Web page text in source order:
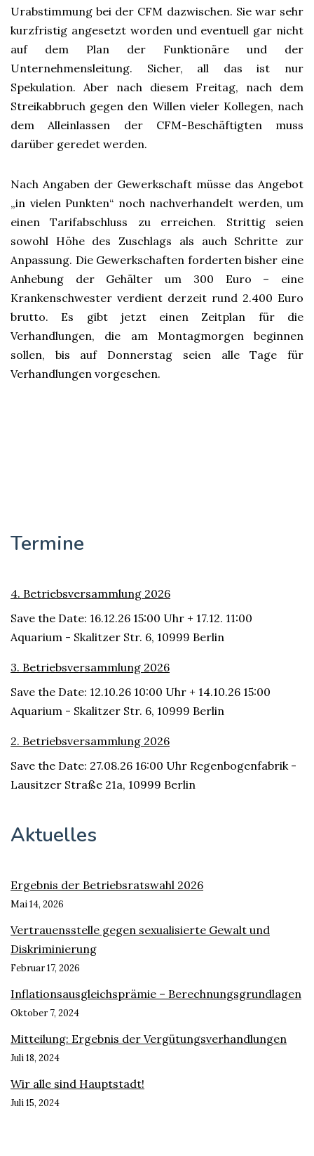
Urabstimmung bei der CFM dazwischen. Sie war sehr
kurzfristig angesetzt worden und eventuell gar nicht
auf dem Plan der Funktionäre und der
Unternehmensleitung. Sicher, all das ist nur
Spekulation. Aber nach diesem Freitag, nach dem
Streikabbruch gegen den Willen vieler Kollegen, nach
dem Alleinlassen der CFM-Beschäftigten muss
darüber geredet werden.
Nach Angaben der Gewerkschaft müsse das Angebot
„in vielen Punkten“ noch nachverhandelt werden, um
einen Tarifabschluss zu erreichen. Strittig seien
sowohl Höhe des Zuschlags als auch Schritte zur
Anpassung. Die Gewerkschaften forderten bisher eine
Anhebung der Gehälter um 300 Euro – eine
Krankenschwester verdient derzeit rund 2.400 Euro
brutto. Es gibt jetzt einen Zeitplan für die
Verhandlungen, die am Montagmorgen beginnen
sollen, bis auf Donnerstag seien alle Tage für
Verhandlungen vorgesehen.
Termine
4. Betriebsversammlung 2026
Save the Date: 16.12.26 15:00 Uhr + 17.12. 11:00
Aquarium - Skalitzer Str. 6, 10999 Berlin
3. Betriebsversammlung 2026
Save the Date: 12.10.26 10:00 Uhr + 14.10.26 15:00
Aquarium - Skalitzer Str. 6, 10999 Berlin
2. Betriebsversammlung 2026
Save the Date: 27.08.26 16:00 Uhr Regenbogenfabrik -
Lausitzer Straße 21a, 10999 Berlin
Aktuelles
Ergebnis der Betriebsratswahl 2026
Mai 14, 2026
Vertrauensstelle gegen sexualisierte Gewalt und
Diskriminierung
Februar 17, 2026
Inflationsausgleichsprämie – Berechnungsgrundlagen
Oktober 7, 2024
Mitteilung: Ergebnis der Vergütungsverhandlungen
Juli 18, 2024
Wir alle sind Hauptstadt!
Juli 15, 2024